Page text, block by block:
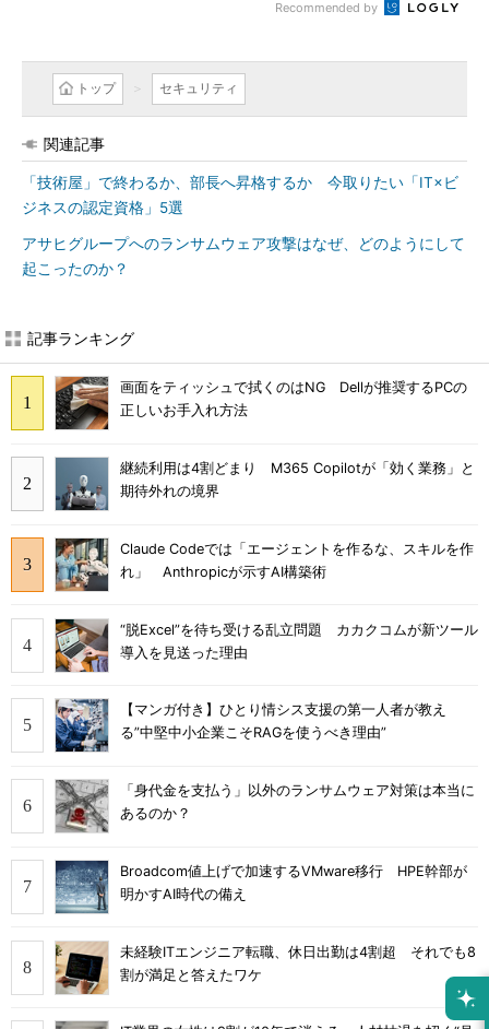
Recommended by
トップ セキュリティ
関連記事
「技術屋」で終わるか、部長へ昇格するか 今取りたい「IT×ビ
ジネスの認定資格」5選
アサヒグループへのランサムウェア攻撃はなぜ、どのようにして
起こったのか？
記事ランキング
画面をティッシュで拭くのはNG Dellが推奨するPCの
正しいお手入れ方法
継続利用は4割どまり M365 Copilotが「効く業務」と
期待外れの境界
Claude Codeでは「エージェントを作るな、スキルを作
れ」 Anthropicが示すAI構築術
“脱Excel”を待ち受ける乱立問題 カカクコムが新ツール
導入を見送った理由
【マンガ付き】ひとり情シス支援の第一人者が教え
る”中堅中小企業こそRAGを使うべき理由”
「身代金を支払う」以外のランサムウェア対策は本当に
あるのか？
Broadcom値上げで加速するVMware移行 HPE幹部が
明かすAI時代の備え
未経験ITエンジニア転職、休日出勤は4割超 それでも8
割が満足と答えたワケ